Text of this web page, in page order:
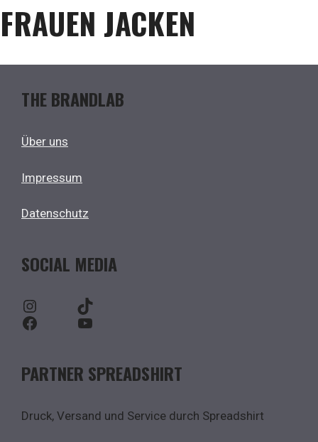
FRAUEN JACKEN
THE BRANDLAB
Über uns
Impressum
Datenschutz
SOCIAL MEDIA
Instagram
Facebook
TikTok
YouTube
PARTNER SPREADSHIRT
Druck, Versand und Service durch Spreadshirt